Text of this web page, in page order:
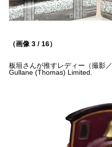
（画像 3 / 16）
板垣さんが推すレディー（撮影
Gullane (Thomas) Limited.